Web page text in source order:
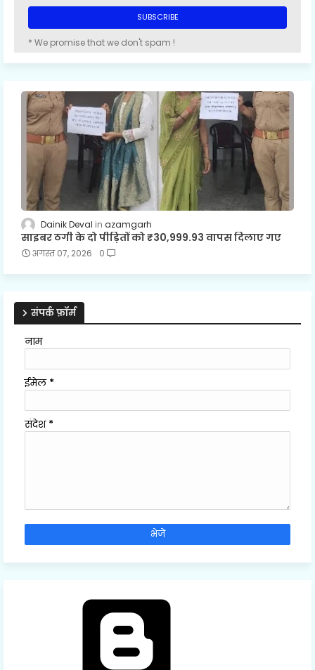
* We promise that we don't spam !
Dainik Deval azamgarh
साइबर ठगी के दो पीड़ितों को ₹30,999.93 वापस दिलाए गए
अगस्त 07, 2026 0
संपर्क फ़ॉर्म
नाम
ईमेल *
संदेश *